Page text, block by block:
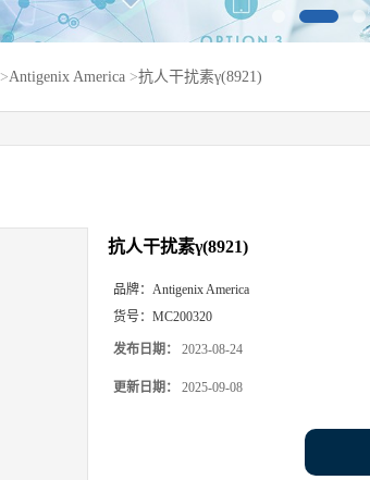
>Antigenix America >抗人干扰素γ(8921)
抗人干扰素γ(8921)
品牌： Antigenix America
货号： MC200320
发布日期： 2023-08-24
更新日期： 2025-09-08